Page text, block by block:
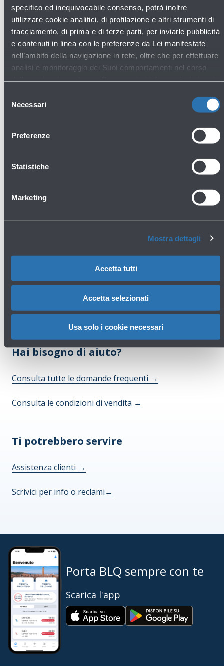
specifico ed inequivocabile consenso, potrà inoltre
utilizzare cookie analitici, di profilazione e altri strumenti di
tracciamento, di prima e di terze parti, per inviarle pubblicità
e contenuti in linea con le preferenze da Lei manifestate
nell’ambito della navigazione in rete, oltre che per effettuare
analisi e monitoraggio dei Suoi comportamenti nel corso
La preghiamo di consultare l'
delNecessari
Preferenze
Statistiche
Marketing
Mostra dettagli
Accetta tutti
Accetta selezionati
Usa solo i cookie necessari
Scopri gli altri negozi
Hai bisogno di aiuto?
Consulta tutte le domande frequenti →
Consulta le condizioni di vendita →
Ti potrebbero servire
Assistenza clienti →
Scrivici per info o reclami→
Porta BLQ sempre con te
Scarica l'app